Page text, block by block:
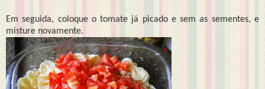
Em seguida, coloque o tomate já picado e sem as sementes, e
misture novamente.